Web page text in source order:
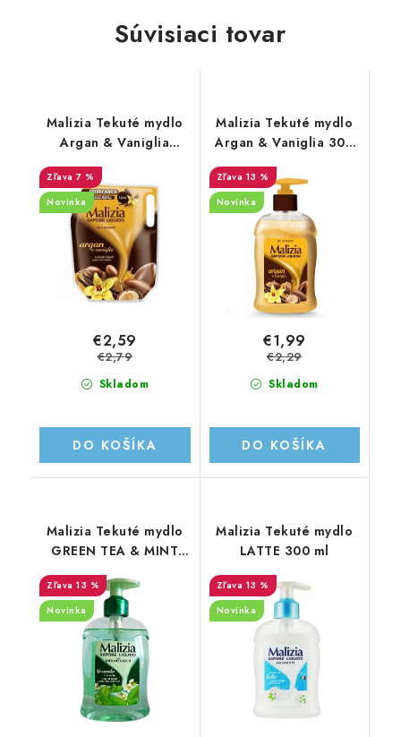
Súvisiaci tovar
Malizia Tekuté mydlo
Argan & Vaniglia
náhradná náplň 1000
ml
7 %
Novinka
Skladom
€2,59
€2,79
DO KOŠÍKA
Malizia Tekuté mydlo
Argan & Vaniglia 300
13 %
Novinka
Skladom
€1,99
€2,29
DO KOŠÍKA
Malizia Tekuté mydlo
GREEN TEA & MINT
13 %
Novinka
Malizia Tekuté mydlo
LATTE 300 ml
13 %
Novinka